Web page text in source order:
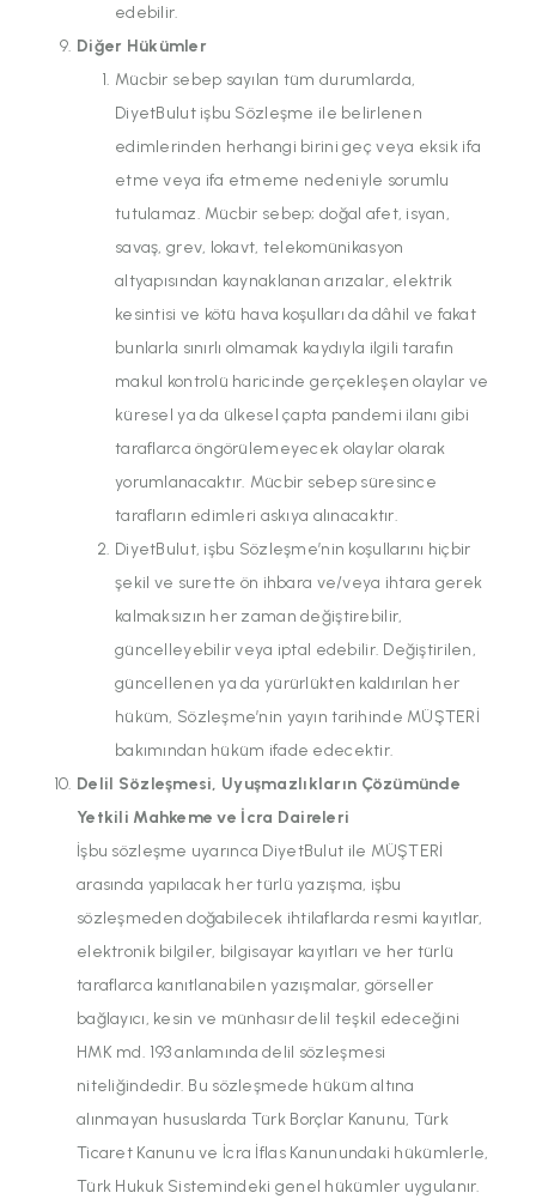
edebilir.
Diğer Hükümler
Mücbir sebep sayılan tüm durumlarda,
DiyetBulut işbu Sözleşme ile belirlenen
edimlerinden herhangi birini geç veya eksik ifa
etme veya ifa etmeme nedeniyle sorumlu
tutulamaz. Mücbir sebep; doğal afet, isyan,
savaş, grev, lokavt, telekomünikasyon
altyapısından kaynaklanan arızalar, elektrik
kesintisi ve kötü hava koşulları da dâhil ve fakat
bunlarla sınırlı olmamak kaydıyla ilgili tarafın
makul kontrolü haricinde gerçekleşen olaylar ve
küresel ya da ülkesel çapta pandemi ilanı gibi
taraflarca öngörülemeyecek olaylar olarak
yorumlanacaktır. Mücbir sebep süresince
tarafların edimleri askıya alınacaktır.
DiyetBulut, işbu Sözleşme’nin koşullarını hiçbir
şekil ve surette ön ihbara ve/veya ihtara gerek
kalmaksızın her zaman değiştirebilir,
güncelleyebilir veya iptal edebilir. Değiştirilen,
güncellenen ya da yürürlükten kaldırılan her
hüküm, Sözleşme’nin yayın tarihinde MÜŞTERİ
bakımından hüküm ifade edecektir.
Delil Sözleşmesi, Uyuşmazlıkların Çözümünde
Yetkili Mahkeme ve İcra Daireleri
İşbu sözleşme uyarınca DiyetBulut ile MÜŞTERİ
arasında yapılacak her türlü yazışma, işbu
sözleşmeden doğabilecek ihtilaflarda resmi kayıtlar,
elektronik bilgiler, bilgisayar kayıtları ve her türlü
taraflarca kanıtlanabilen yazışmalar, görseller
bağlayıcı, kesin ve münhasır delil teşkil edeceğini
HMK md. 193 anlamında delil sözleşmesi
niteliğindedir. Bu sözleşmede hüküm altına
alınmayan hususlarda Türk Borçlar Kanunu, Türk
Ticaret Kanunu ve İcra İflas Kanunundaki hükümlerle,
Türk Hukuk Sistemindeki genel hükümler uygulanır.